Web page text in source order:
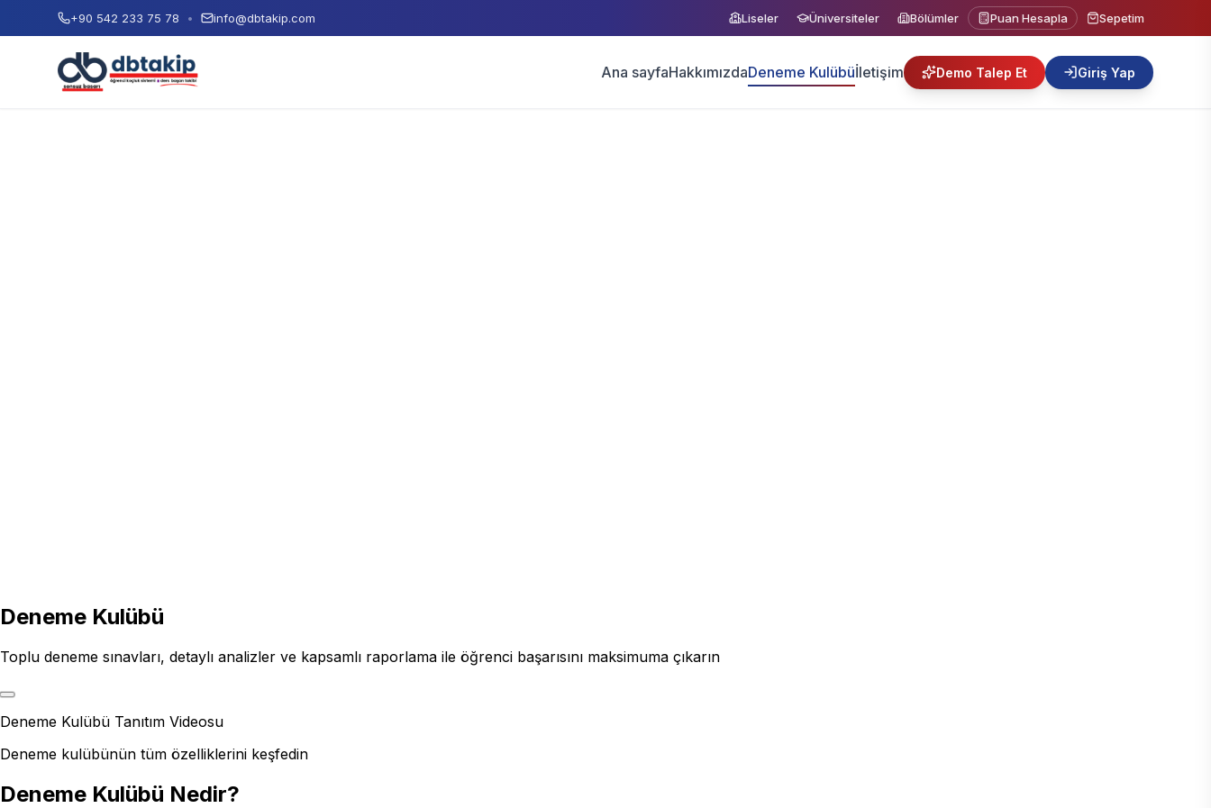
+90 542 233 75 78 • info@dbtakip.com Liseler Üniversiteler Bölümler Puan Hesapla Sepetim
Ana sayfaHakkımızdaDeneme Kulübüİletişim Demo Talep Et Giriş Yap
Deneme Kulübü
Toplu deneme sınavları, detaylı analizler ve kapsamlı raporlama ile öğrenci başarısını maksimuma çıkarın
Deneme Kulübü Tanıtım Videosu
Deneme kulübünün tüm özelliklerini keşfedin
Deneme Kulübü Nedir?